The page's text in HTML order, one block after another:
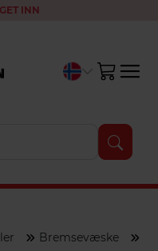
INN
Bremsevæske